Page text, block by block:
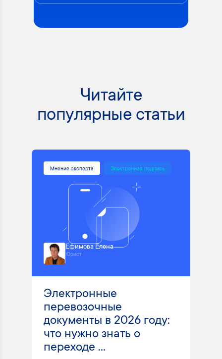
Читайте
популярные статьи
Мнение эксперта Электронная подпись
Ефимова Елена
Юрист
Электронные
перевозочные
документы в 2026 году:
что нужно знать о
переходе ...